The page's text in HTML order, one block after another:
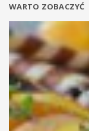
WARTO ZOBACZYĆ